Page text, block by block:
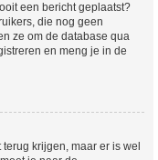
een bericht geplaatst?
die nog geen
ze om de database qua
en meng je in de
krijgen, maar er is wel